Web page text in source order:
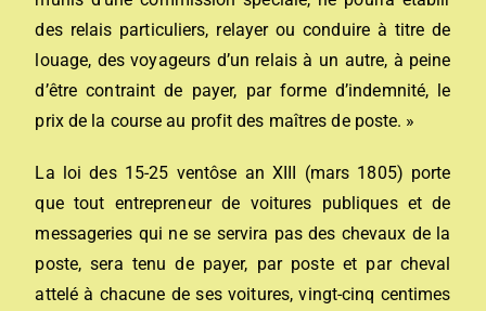
des relais particuliers, relayer ou conduire à titre de
louage, des voyageurs d’un relais à un autre, à peine
d’être contraint de payer, par forme d’indemnité, le
prix de la course au profit des maîtres de poste. »
La loi des 15-25 ventôse an XIII (mars 1805) porte
que tout entrepreneur de voitures publiques et de
messageries qui ne se servira pas des chevaux de la
poste, sera tenu de payer, par poste et par cheval
attelé à chacune de ses voitures, vingt-cinq centimes